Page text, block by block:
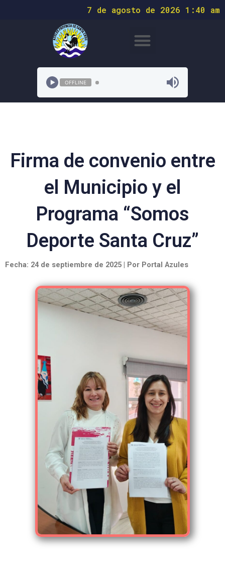
7 de agosto de 2026 1:40 am
OFFLINE
Firma de convenio entre
el Municipio y el
Programa “Somos
Deporte Santa Cruz”
Fecha: 24 de septiembre de 2025 | Por Portal Azules